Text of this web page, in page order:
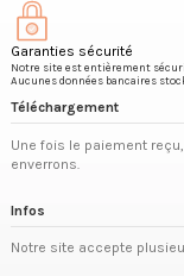
Garanties sécurité
Notre site est entièrement
Aucunes données bancaires
Téléchargement
Une fois le paiement
enverrons.
Infos
Notre site accepte